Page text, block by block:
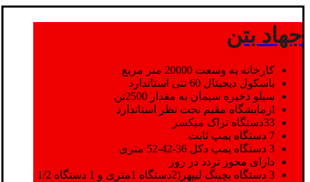
جهاد بتن
کارخانه به وسعت 20000 متر مربع
باسکول دیجیتال 60 تنی استاندارد
سیلو ذخیره سیمان به مقدار 2500تن
ازمایشگاه مقیم تحت نظر استاندارد
33دستگاه تراک میکسر
7 دستگاه پمپ ثابت
3 دستگاه پمپ دکل 36-42-52 متری
دارای مجوز تردد در روز
3 دستگاه بچینگ لیپهر(2دستگاه 1متری و 1 دستگاه 1/2